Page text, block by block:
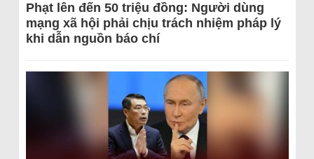
Phạt lên đến 50 triệu đồng: Người dùng
mạng xã hội phải chịu trách nhiệm pháp lý
khi dẫn nguồn báo chí